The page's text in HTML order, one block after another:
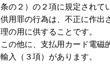
条の２）の２項に規定されて
供用罪の行為は、不正に作出
理の用に供することです。
この他に、支払用カード電磁
輸入（３項）があります。